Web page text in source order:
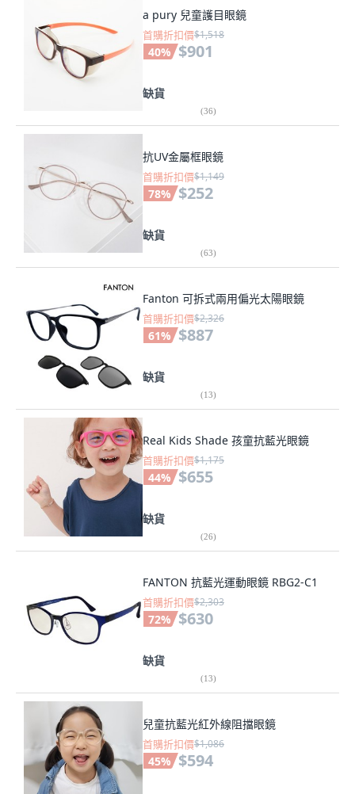
a pury 兒童護目眼鏡
首購折扣價$1,518
40% $901
缺貨
(36)
抗UV金屬框眼鏡
首購折扣價$1,149
78% $252
缺貨
(63)
Fanton 可拆式兩用偏光太陽眼鏡
首購折扣價$2,326
61% $887
缺貨
(13)
Real Kids Shade 孩童抗藍光眼鏡
首購折扣價$1,175
44% $655
缺貨
(26)
FANTON 抗藍光運動眼鏡 RBG2-C1
首購折扣價$2,303
72% $630
缺貨
(13)
兒童抗藍光紅外線阻擋眼鏡
首購折扣價$1,086
45% $594